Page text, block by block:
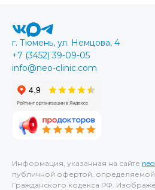
Информация, указанная на сайте
публичной офертой, определяемой
Гражданского кодекса РФ.
г. Тюмень, ул. Немцова, 4
+7 (3452) 39-09-05
info@neo-clinic.com